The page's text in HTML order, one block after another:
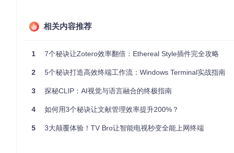
首先，图像输入工具后，经过预处理步骤，然后由内置的深度学
💡 实用小贴士：了解工具的技术原理，有助于更好地设置参数，获
克隆仓库到ComfyUI的custom_nodes文件夹，仓库地址为
相关内容推荐
1 7个秘诀让Zotero效率翻倍：Ethereal Style插件完全攻略
2 5个秘诀打造高效终端工作流：Windows Terminal实战指南
3 探秘CLIP：AI视觉与语言融合的终极指南
4 如何用3个秘诀让文献管理效率提升200%？
5 3大颠覆体验！TV Bro让智能电视秒变全能上网终端